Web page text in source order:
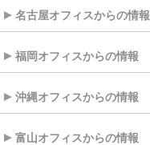
名古屋オフィスからの情報
福岡オフィスからの情報
沖縄オフィスからの情報
富山オフィスからの情報